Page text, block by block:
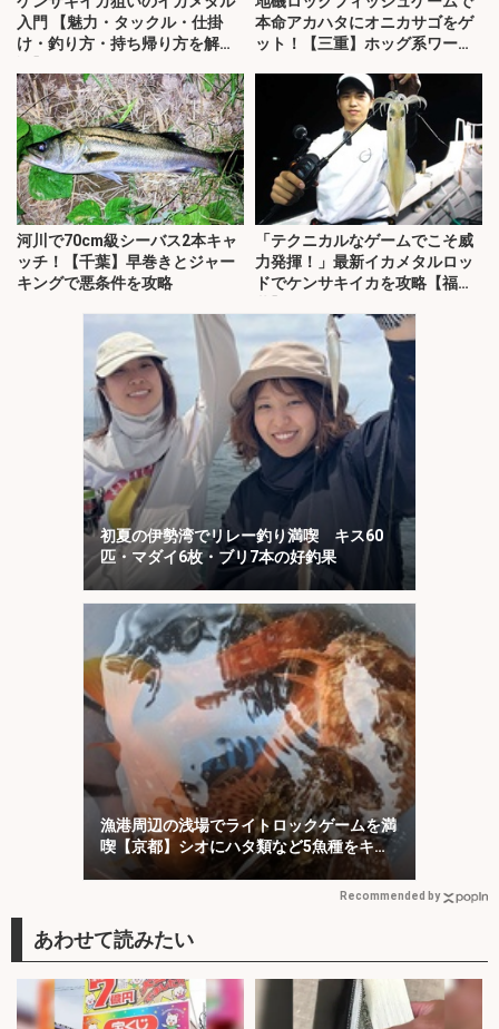
入門 【魅力・タックル・仕掛
け・釣り方・持ち帰り方を解
本命アカハタにオニカサゴをゲ
ット！【三重】ホッグ系ワーム
河川で70cm級シーバス2本キャ
ッチ！【千葉】早巻きとジャー
キングで悪条件を攻略
「テクニカルなゲームでこそ威
力発揮！」最新イカメタルロッ
ドでケンサキイカを攻略【福
初夏の伊勢湾でリレー釣り満喫 キス60
匹・マダイ6枚・ブリ7本の好釣果
漁港周辺の浅場でライトロックゲームを満
喫【京都】シオにハタ類など5魚種をキャ
ッチ！
Recommended by